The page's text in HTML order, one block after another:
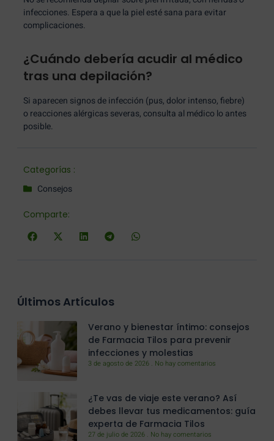
infecciones. Espera a que la piel esté sana para evitar
complicaciones.
¿Cuándo debería acudir al médico
tras una depilación?
Si aparecen signos de infección (pus, dolor intenso, fiebre)
o reacciones alérgicas severas, consulta al médico lo antes
posible.
Categorías :
Consejos
Comparte:
Últimos Artículos
Verano y bienestar íntimo: consejos
de Farmacia Tilos para prevenir
infecciones y molestias
3 de agosto de 2026 No hay comentarios
¿Te vas de viaje este verano? Así
debes llevar tus medicamentos: guía
experta de Farmacia Tilos
27 de julio de 2026 No hay comentarios